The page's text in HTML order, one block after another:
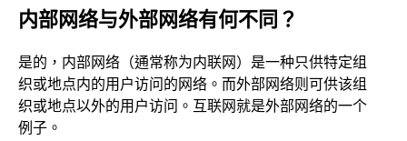
内部网络与外部网络有何不同？
是的，内部网络（通常称为内联网）是一种只供特定组
织或地点内的用户访问的网络。而外部网络则可供该组
织或地点以外的用户访问。互联网就是外部网络的一个
例子。